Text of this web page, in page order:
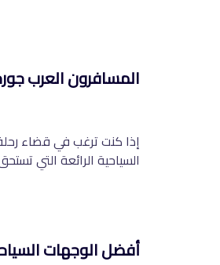
المسافرون العرب جورجيا
إذا كنت ترغب في قضاء رحلة
السياحية الرائعة التي
أفضل الوجهات